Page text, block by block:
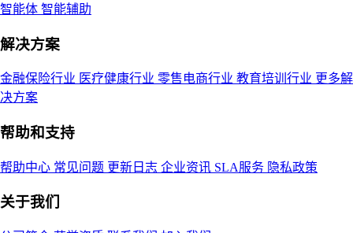
智能体 智能辅助
解决方案
金融保险行业 医疗健康行业 零售电商行业 教育培训行业 更多解
决方案
帮助和支持
帮助中心 常见问题 更新日志 企业资讯 SLA服务 隐私政策
关于我们